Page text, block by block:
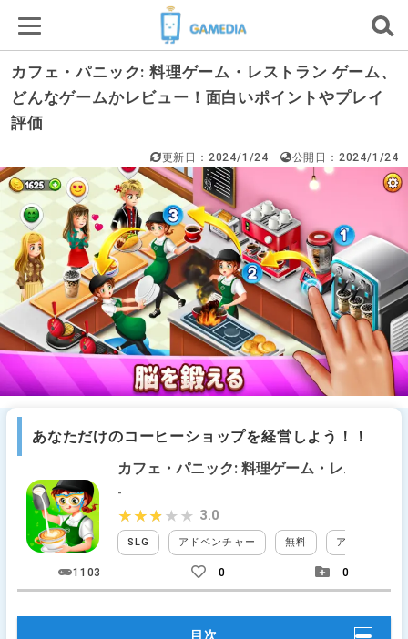
カフェ・パニック: 料理ゲーム・レストラン ゲーム、
どんなゲームかレビュー！面白いポイントやプレイ
評価
更新日：2024/1/24 公開日：2024/1/24
あなただけのコーヒーショップを経営しよう！！
カフェ・パニック: 料理ゲーム・レストラン
-
SLG アドベンチャー 無料 アイテム課金
★★★★★
★★★★★ 3.0
1103 0 0
目次